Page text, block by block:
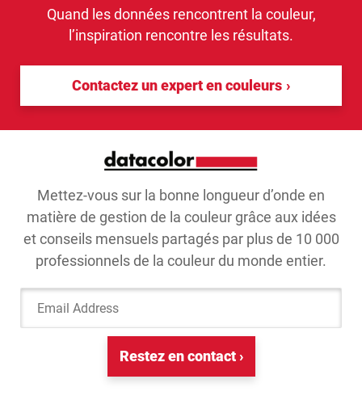
Quand les données rencontrent la couleur,
l’inspiration rencontre les résultats.
Contactez un expert en couleurs
Mettez-vous sur la bonne longueur d’onde en
matière de gestion de la couleur grâce aux idées
et conseils mensuels partagés par plus de 10 000
professionnels de la couleur du monde entier.
Email Address
Restez en contact ›